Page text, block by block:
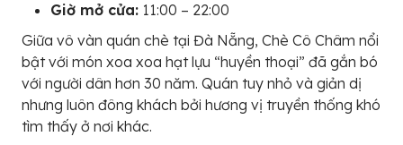
Giờ mở cửa: 11:00 – 22:00
Giữa vô vàn quán chè tại Đà Nẵng, Chè Cô Châm nổi
bật với món xoa xoa hạt lựu “huyền thoại” đã gắn bó
với người dân hơn 30 năm. Quán tuy nhỏ và giản dị
nhưng luôn đông khách bởi hương vị truyền thống khó
tìm thấy ở nơi khác.